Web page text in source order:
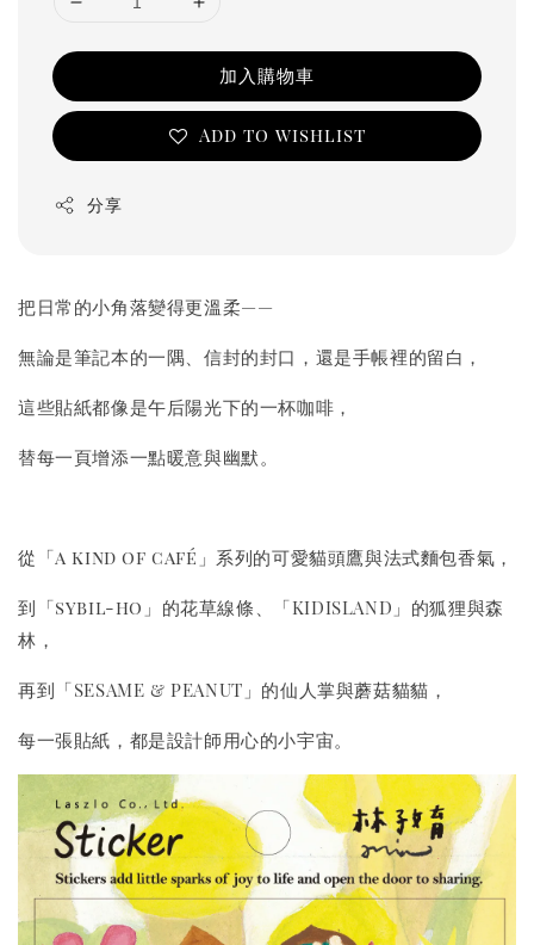
加入購物車
Add to wishlist
分享
把日常的小角落變得更溫柔——
無論是筆記本的一隅、信封的封口，還是手帳裡的留白，
這些貼紙都像是午后陽光下的一杯咖啡，
替每一頁增添一點暖意與幽默。
從「a kind of café」系列的可愛貓頭鷹與法式麵包香氣，
到「sybil-ho」的花草線條、「KIDISLAND」的狐狸與森
林，
再到「SESAME & PEANUT」的仙人掌與蘑菇貓貓，
每一張貼紙，都是設計師用心的小宇宙。